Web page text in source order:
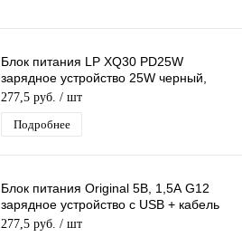
Блок питания LP XQ30 PD25W
зарядное устройство 25W черный,
вход Type-C, с кабелем Type-C - Type-
C
277,5 руб. / шт
Подробнее
Блок питания Original 5В, 1,5А G12
зарядное устройство с USB + кабель
Iphone 1 м белый
277,5 руб. / шт